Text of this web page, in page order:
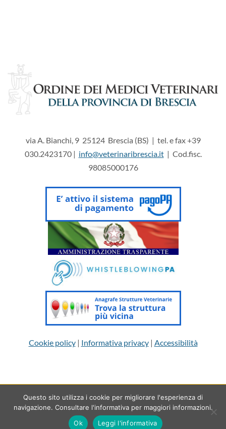
via A. Bianchi, 9 25124 Brescia (BS) | tel. e fax +39
030.2423170 | info@veterinaribrescia.it| Cod.fisc.
98085000176
Cookie policy| Informativa privacy| Accessibilità
Copyright 2026 © Ordine dei Medici Veterinari della provincia di
Brescia | powered bySartoriadigitale
Questo sito utilizza i cookie per migliorare l'esperienza di
navigazione. Consultare l'informativa per maggiori informazioni.
Ok
Leggi l'informativa